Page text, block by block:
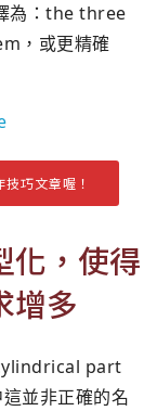
為：the three
，或更精確
巧文章喔！
化，使得
增多
part
並非正確的名